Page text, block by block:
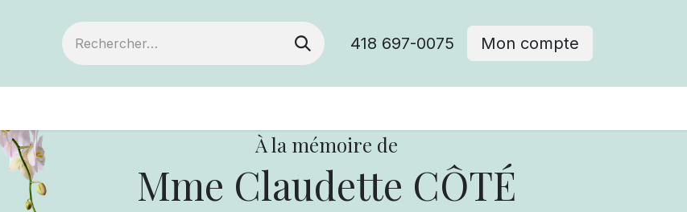
418 697-0075 Mon compte
À la mémoire de
Mme Claudette CÔTÉ